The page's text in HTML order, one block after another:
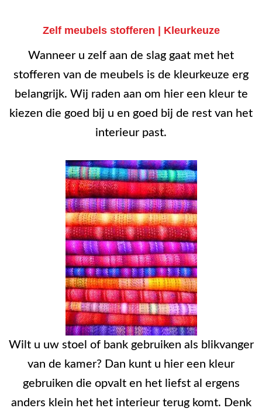
Zelf meubels stofferen | Kleurkeuze
Wanneer u zelf aan de slag gaat met het
stofferen van de meubels is de kleurkeuze erg
belangrijk. Wij raden aan om hier een kleur te
kiezen die goed bij u en goed bij de rest van het
interieur past.
Wilt u uw stoel of bank gebruiken als blikvanger
van de kamer? Dan kunt u hier een kleur
gebruiken die opvalt en het liefst al ergens
anders klein het het interieur terug komt. Denk